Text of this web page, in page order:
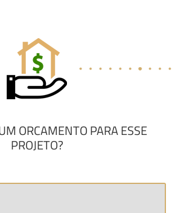
ORCAMENTO PARA ESSE
PROJETO?